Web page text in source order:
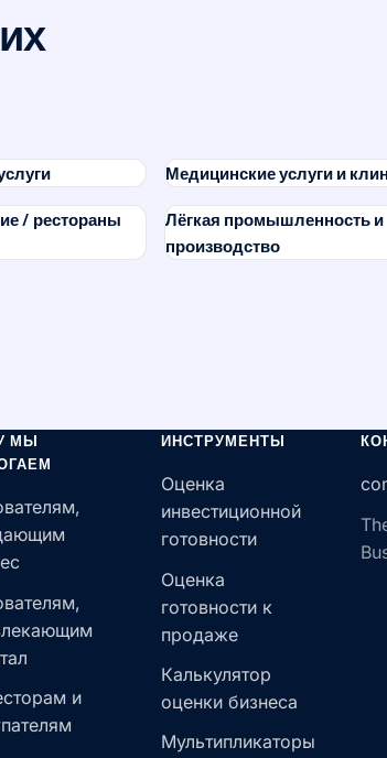
Медицинские услуги и
/ рестораны
Лёгкая промышленность и
производство
МЫ
и
ИНСТРУМЕНТЫ
Оценка
инвестиционной
готовности
Оценка
готовности к
продаже
Калькулятор
оценки бизнеса
Мультипликаторы